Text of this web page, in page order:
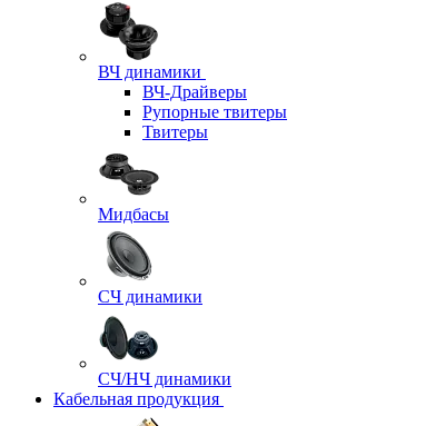
ВЧ динамики
ВЧ-Драйверы
Рупорные твитеры
Твитеры
Мидбасы
СЧ динамики
СЧ/НЧ динамики
Кабельная продукция